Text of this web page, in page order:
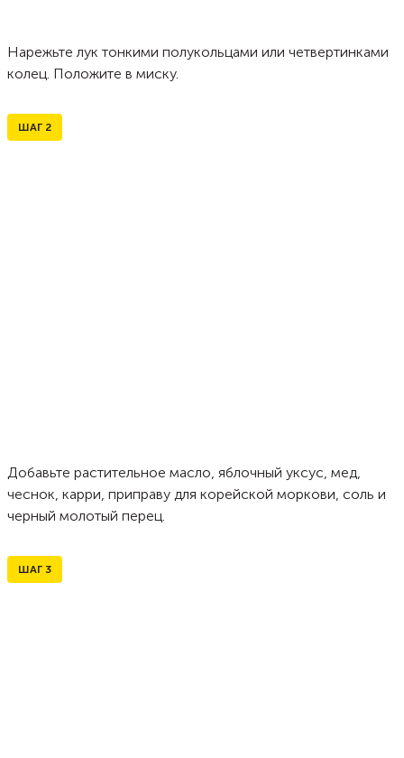
Нарежьте лук тонкими полукольцами или четвертинками
колец. Положите в миску.
ШАГ 2
Добавьте растительное масло, яблочный уксус, мед,
чеснок, карри, приправу для корейской моркови, соль и
черный молотый перец.
ШАГ 3